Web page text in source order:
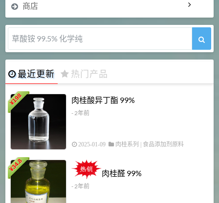
商店
5-甲氧基吲哚 98%
最近更新 热门产品
¥
198 肉桂酸异丁酯 99%
- 2年前
2025-01-09 肉桂系列 食品添加剂原料
¥
34.8
肉桂醛 99%
- 2年前